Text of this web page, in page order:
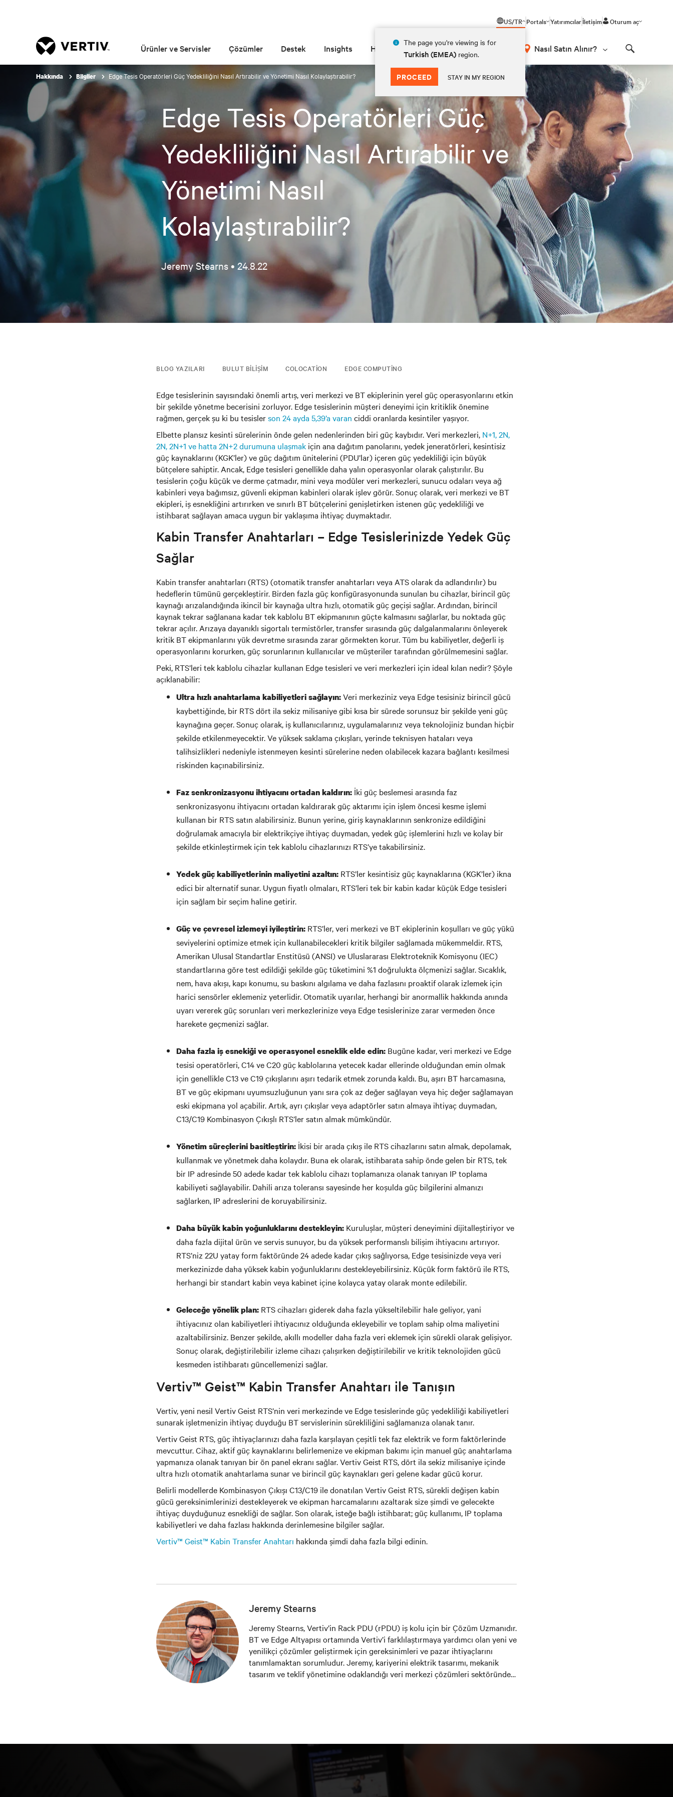
US/TR
The page you're viewing is for
Turkish (EMEA) region.
PROCEED STAY IN MY REGION
Portals Yatırımcılarİletişim Oturum aç
Ürünler ve Servisler Çözümler Destek Insights Hakkında Nasıl Satın Alınır?
Hakkında Bilgiler Edge Tesis Operatörleri Güç Yedekliliğini Nasıl Artırabilir ve Yönetimi Nasıl Kolaylaştırabilir?
Edge Tesis Operatörleri Güç
Yedekliliğini Nasıl Artırabilir ve
Yönetimi Nasıl
Kolaylaştırabilir?
Jeremy Stearns • 24.8.22
BLOG YAZILARI BULUT BILIŞIM COLOCATION EDGE COMPUTING
Edge tesislerinin sayısındaki önemli artış, veri merkezi ve BT ekiplerinin yerel güç operasyonlarını etkin
bir şekilde yönetme becerisini zorluyor. Edge tesislerinin müşteri deneyimi için kritiklik önemine
rağmen, gerçek şu ki bu tesislerson 24 ayda 5,39’a varan ciddi oranlarda kesintiler yaşıyor.
Elbette plansız kesinti sürelerinin önde gelen nedenlerinden biri güç kaybıdır. Veri merkezleri, N+1, 2N,
2N, 2N+1 ve hatta 2N+2 durumuna ulaşmak için ana dağıtım panolarını, yedek jeneratörleri, kesintisiz
güç kaynaklarını (KGK’ler) ve güç dağıtım ünitelerini (PDU’lar) içeren güç yedekliliği için büyük
bütçelere sahiptir. Ancak, Edge tesisleri genellikle daha yalın operasyonlar olarak çalıştırılır. Bu
tesislerin çoğu küçük ve derme çatmadır, mini veya modüler veri merkezleri, sunucu odaları veya ağ
kabinleri veya bağımsız, güvenli ekipman kabinleri olarak işlev görür. Sonuç olarak, veri merkezi ve BT
ekipleri, iş esnekliğini artırırken ve sınırlı BT bütçelerini genişletirken istenen güç yedekliliği ve
istihbarat sağlayan amaca uygun bir yaklaşıma ihtiyaç duymaktadır.
Kabin Transfer Anahtarları – Edge Tesislerinizde Yedek Güç
Sağlar
Kabin transfer anahtarları (RTS) (otomatik transfer anahtarları veya ATS olarak da adlandırılır) bu
hedeflerin tümünü gerçekleştirir. Birden fazla güç konfigürasyonunda sunulan bu cihazlar, birincil güç
kaynağı arızalandığında ikincil bir kaynağa ultra hızlı, otomatik güç geçişi sağlar. Ardından, birincil
kaynak tekrar sağlanana kadar tek kablolu BT ekipmanının güçte kalmasını sağlarlar, bu noktada güç
tekrar açılır. Arızaya dayanıklı sigortalı termistörler, transfer sırasında güç dalgalanmalarını önleyerek
kritik BT ekipmanlarını yük devretme sırasında zarar görmekten korur. Tüm bu kabiliyetler, değerli iş
operasyonlarını korurken, güç sorunlarının kullanıcılar ve müşteriler tarafından görülmemesini sağlar.
Peki, RTS’leri tek kablolu cihazlar kullanan Edge tesisleri ve veri merkezleri için ideal kılan nedir? Şöyle
açıklanabilir:
Ultra hızlı anahtarlama kabiliyetleri sağlayın:Veri merkeziniz veya Edge tesisiniz birincil gücü
kaybettiğinde, bir RTS dört ila sekiz milisaniye gibi kısa bir sürede sorunsuz bir şekilde yeni güç
kaynağına geçer. Sonuç olarak, iş kullanıcılarınız, uygulamalarınız veya teknolojiniz bundan hiçbir
şekilde etkilenmeyecektir. Ve yüksek saklama çıkışları, yerinde teknisyen hataları veya
talihsizlikleri nedeniyle istenmeyen kesinti sürelerine neden olabilecek kazara bağlantı kesilmesi
riskinden kaçınabilirsiniz.
Faz senkronizasyonu ihtiyacını ortadan kaldırın: İki güç beslemesi arasında faz
senkronizasyonu ihtiyacını ortadan kaldırarak güç aktarımı için işlem öncesi kesme işlemi
kullanan bir RTS satın alabilirsiniz. Bunun yerine, giriş kaynaklarının senkronize edildiğini
doğrulamak amacıyla bir elektrikçiye ihtiyaç duymadan, yedek güç işlemlerini hızlı ve kolay bir
şekilde etkinleştirmek için tek kablolu cihazlarınızı RTS’ye takabilirsiniz.
Yedek güç kabiliyetlerinin maliyetini azaltın: RTS’ler kesintisiz güç kaynaklarına (KGK’ler) ikna
edici bir alternatif sunar. Uygun fiyatlı olmaları, RTS’leri tek bir kabin kadar küçük Edge tesisleri
için sağlam bir seçim haline getirir.
Güç ve çevresel izlemeyi iyileştirin: RTS’ler, veri merkezi ve BT ekiplerinin koşulları ve güç yükü
seviyelerini optimize etmek için kullanabilecekleri kritik bilgiler sağlamada mükemmeldir. RTS,
Amerikan Ulusal Standartlar Enstitüsü (ANSI) ve Uluslararası Elektroteknik Komisyonu (IEC)
standartlarına göre test edildiği şekilde güç tüketimini %1 doğrulukta ölçmenizi sağlar. Sıcaklık,
nem, hava akışı, kapı konumu, su baskını algılama ve daha fazlasını proaktif olarak izlemek için
harici sensörler eklemeniz yeterlidir. Otomatik uyarılar, herhangi bir anormallik hakkında anında
uyarı vererek güç sorunları veri merkezlerinize veya Edge tesislerinize zarar vermeden önce
harekete geçmenizi sağlar.
Daha fazla iş esnekiği ve operasyonel esneklik elde edin: Bugüne kadar, veri merkezi ve Edge
tesisi operatörleri, C14 ve C20 güç kablolarına yetecek kadar ellerinde olduğundan emin olmak
için genellikle C13 ve C19 çıkışlarını aşırı tedarik etmek zorunda kaldı. Bu, aşırı BT harcamasına,
BT ve güç ekipmanı uyumsuzluğunun yanı sıra çok az değer sağlayan veya hiç değer sağlamayan
eski ekipmana yol açabilir. Artık, ayrı çıkışlar veya adaptörler satın almaya ihtiyaç duymadan,
C13/C19 Kombinasyon Çıkışlı RTS’ler satın almak mümkündür.
Yönetim süreçlerini basitleştirin: İkisi bir arada çıkış ile RTS cihazlarını satın almak, depolamak,
kullanmak ve yönetmek daha kolaydır. Buna ek olarak, istihbarata sahip önde gelen bir RTS, tek
bir IP adresinde 50 adede kadar tek kablolu cihazı toplamanıza olanak tanıyan IP toplama
kabiliyeti sağlayabilir. Dahili arıza toleransı sayesinde her koşulda güç bilgilerini almanızı
sağlarken, IP adreslerini de koruyabilirsiniz.
Daha büyük kabin yoğunluklarını destekleyin: Kuruluşlar, müşteri deneyimini dijitalleştiriyor ve
daha fazla dijital ürün ve servis sunuyor, bu da yüksek performanslı bilişim ihtiyacını artırıyor.
RTS’niz 22U yatay form faktöründe 24 adede kadar çıkış sağlıyorsa, Edge tesisinizde veya veri
merkezinizde daha yüksek kabin yoğunluklarını destekleyebilirsiniz. Küçük form faktörü ile RTS,
herhangi bir standart kabin veya kabinet içine kolayca yatay olarak monte edilebilir.
Geleceğe yönelik plan: RTS cihazları giderek daha fazla yükseltilebilir hale geliyor, yani
ihtiyacınız olan kabiliyetleri ihtiyacınız olduğunda ekleyebilir ve toplam sahip olma maliyetini
azaltabilirsiniz. Benzer şekilde, akıllı modeller daha fazla veri eklemek için sürekli olarak gelişiyor.
Sonuç olarak, değiştirilebilir izleme cihazı çalışırken değiştirilebilir ve kritik teknolojiden gücü
kesmeden istihbaratı güncellemenizi sağlar.
Vertiv™ Geist™ Kabin Transfer Anahtarı ile Tanışın
Vertiv, yeni nesil Vertiv Geist RTS’nin veri merkezinde ve Edge tesislerinde güç yedekliliği kabiliyetleri
sunarak işletmenizin ihtiyaç duyduğu BT servislerinin sürekliliğini sağlamanıza olanak tanır.
Vertiv Geist RTS, güç ihtiyaçlarınızı daha fazla karşılayan çeşitli tek faz elektrik ve form faktörlerinde
mevcuttur. Cihaz, aktif güç kaynaklarını belirlemenize ve ekipman bakımı için manuel güç anahtarlama
yapmanıza olanak tanıyan bir ön panel ekranı sağlar. Vertiv Geist RTS, dört ila sekiz milisaniye içinde
ultra hızlı otomatik anahtarlama sunar ve birincil güç kaynakları geri gelene kadar gücü korur.
Belirli modellerde Kombinasyon Çıkışı C13/C19 ile donatılan Vertiv Geist RTS, sürekli değişen kabin
gücü gereksinimlerinizi destekleyerek ve ekipman harcamalarını azaltarak size şimdi ve gelecekte
ihtiyaç duyduğunuz esnekliği de sağlar. Son olarak, isteğe bağlı istihbarat; güç kullanımı, IP toplama
kabiliyetleri ve daha fazlası hakkında derinlemesine bilgiler sağlar.
Vertiv™ Geist™ Kabin Transfer Anahtarı hakkında şimdi daha fazla bilgi edinin.
Jeremy Stearns
Jeremy Stearns, Vertiv’in Rack PDU (rPDU) iş kolu için bir Çözüm Uzmanıdır.
BT ve Edge Altyapısı ortamında Vertiv’i farklılaştırmaya yardımcı olan yeni ve
yenilikçi çözümler geliştirmek için gereksinimleri ve pazar ihtiyaçlarını
tanımlamaktan sorumludur. Jeremy, kariyerini elektrik tasarımı, mekanik
tasarım ve teklif yönetimine odaklandığı veri merkezi çözümleri sektöründe